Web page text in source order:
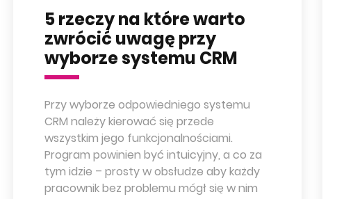
5 rzeczy na które warto
zwrócić uwagę przy
wyborze systemu CRM
Przy wyborze odpowiedniego systemu
CRM należy kierować się przede
wszystkim jego funkcjonalnościami.
Program powinien być intuicyjny, a co za
tym idzie – prosty w obsłudze aby każdy
pracownik bez problemu mógł się w nim